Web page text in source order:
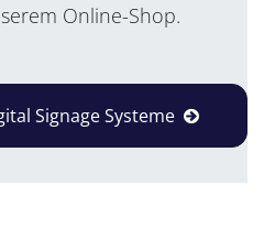
Online-Shop.
Signage Systeme